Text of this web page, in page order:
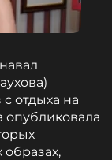
инди-
и
Лазар
— Chaos
сюжет. Они
хиты.
отдыха на
опубликовала